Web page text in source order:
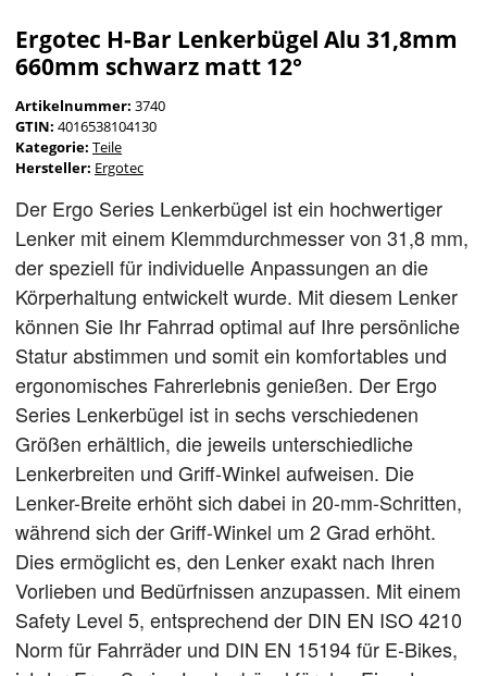
Ergotec H-Bar Lenkerbügel Alu 31,8mm
660mm schwarz matt 12°
Artikelnummer: 3740
GTIN: 4016538104130
Kategorie: Teile
Hersteller: Ergotec
Der Ergo Series Lenkerbügel ist ein hochwertiger
Lenker mit einem Klemmdurchmesser von 31,8 mm,
der speziell für individuelle Anpassungen an die
Körperhaltung entwickelt wurde. Mit diesem Lenker
können Sie Ihr Fahrrad optimal auf Ihre persönliche
Statur abstimmen und somit ein komfortables und
ergonomisches Fahrerlebnis genießen. Der Ergo
Series Lenkerbügel ist in sechs verschiedenen
Größen erhältlich, die jeweils unterschiedliche
Lenkerbreiten und Griff-Winkel aufweisen. Die
Lenker-Breite erhöht sich dabei in 20-mm-Schritten,
während sich der Griff-Winkel um 2 Grad erhöht.
Dies ermöglicht es, den Lenker exakt nach Ihren
Vorlieben und Bedürfnissen anzupassen. Mit einem
Safety Level 5, entsprechend der DIN EN ISO 4210
Norm für Fahrräder und DIN EN 15194 für E-Bikes,